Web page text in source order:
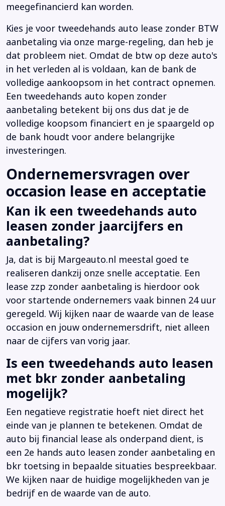
meegefinancierd kan worden.
Kies je voor tweedehands auto lease zonder BTW
aanbetaling via onze marge-regeling, dan heb je
dat probleem niet. Omdat de btw op deze auto's
in het verleden al is voldaan, kan de bank de
volledige aankoopsom in het contract opnemen.
Een tweedehands auto kopen zonder
aanbetaling betekent bij ons dus dat je de
volledige koopsom financiert en je spaargeld op
de bank houdt voor andere belangrijke
investeringen.
Ondernemersvragen over
occasion lease en acceptatie
Kan ik een tweedehands auto
leasen zonder jaarcijfers en
aanbetaling?
Ja, dat is bij Margeauto.nl meestal goed te
realiseren dankzij onze snelle acceptatie. Een
lease zzp zonder aanbetaling is hierdoor ook
voor startende ondernemers vaak binnen 24 uur
geregeld. Wij kijken naar de waarde van de lease
occasion en jouw ondernemersdrift, niet alleen
naar de cijfers van vorig jaar.
Is een tweedehands auto leasen
met bkr zonder aanbetaling
mogelijk?
Een negatieve registratie hoeft niet direct het
einde van je plannen te betekenen. Omdat de
auto bij financial lease als onderpand dient, is
een 2e hands auto leasen zonder aanbetaling en
bkr toetsing in bepaalde situaties bespreekbaar.
We kijken naar de huidige mogelijkheden van je
bedrijf en de waarde van de auto.